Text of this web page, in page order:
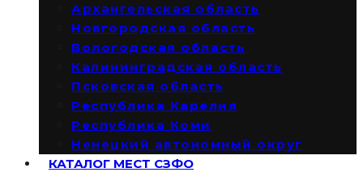
Архангельская область
Новгородская область
Вологодская область
Калининградская область
Псковская область
Республика Карелия
Республика Коми
Ненецкий автономный округ
КАТАЛОГ МЕСТ СЗФО